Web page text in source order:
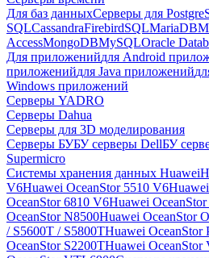
Для баз данныхСерверы для
SQLCassandraFirebirdSQLMariaDB
AccessMongoDBMySQLOracle
Для приложенийдля Android
приложенийдля Java приложений
Windows приложений
Серверы YADRO
Серверы Dahua
Серверы для 3D моделирования
Серверы БУБУ серверы DellБУ
Supermicro
Системы хранения данных Huawei
V6Huawei OceanStor 5510 V6
OceanStor 6810 V6Huawei
OceanStor N8500Huawei OceanStor
/ S5600T / S5800THuawei OceanStor
OceanStor S2200THuawei OceanStor